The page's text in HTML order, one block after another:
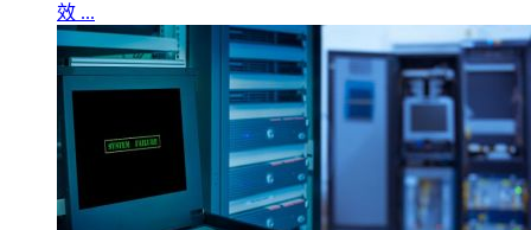
效 ...